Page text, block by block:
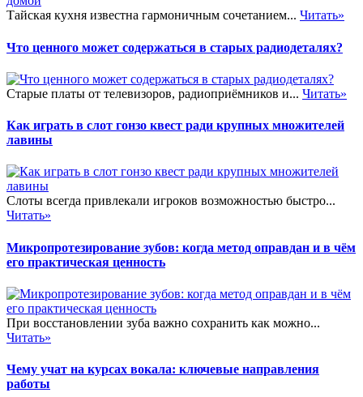
Тайская кухня известна гармоничным сочетанием... Читать»
Что ценного может содержаться в старых радиодеталях?
Старые платы от телевизоров, радиоприёмников и... Читать»
Как играть в слот гонзо квест ради крупных множителей
лавины
Слоты всегда привлекали игроков возможностью быстро...
Читать»
Микропротезирование зубов: когда метод оправдан и в чём
его практическая ценность
При восстановлении зуба важно сохранить как можно...
Читать»
Чему учат на курсах вокала: ключевые направления
работы